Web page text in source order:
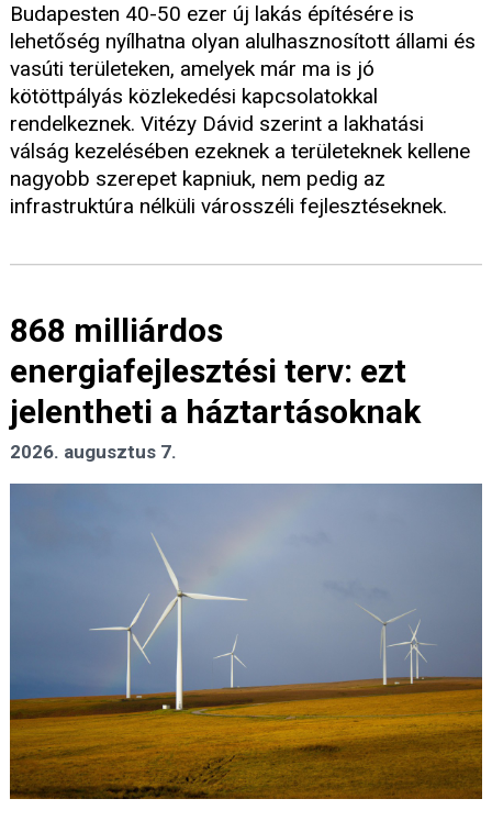
Budapesten 40-50 ezer új lakás építésére is
lehetőség nyílhatna olyan alulhasznosított állami és
vasúti területeken, amelyek már ma is jó
kötöttpályás közlekedési kapcsolatokkal
rendelkeznek. Vitézy Dávid szerint a lakhatási
válság kezelésében ezeknek a területeknek kellene
nagyobb szerepet kapniuk, nem pedig az
infrastruktúra nélküli városszéli fejlesztéseknek.
868 milliárdos
energiafejlesztési terv: ezt
jelentheti a háztartásoknak
2026. augusztus 7.